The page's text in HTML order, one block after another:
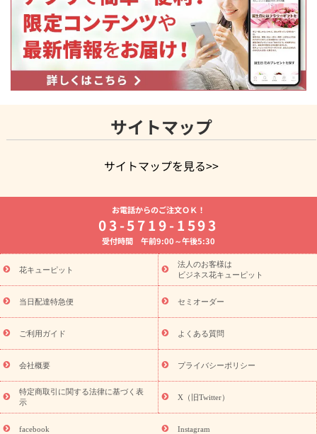
サイトマップ
サイトマップを見る>>
よく贈られる花
お祝いの花特集
誕生日フラワーギフト特集
8月の誕生花(トルコキキョウ)
開店・開業祝い
お供え・お悔やみ お供え・お悔やみの花
通夜・葬儀に贈る花 胡蝶蘭・花鉢
ーブドフラワー
季節のイベント
ひまわり ギフト・プレゼント
特集
お盆 花（新盆・初盆） 季節のイベント
お盆 花（新
盆・初盆）
お盆 花（新盆・初盆）
お盆・お供え 花とセットギ
フト
お盆・お供え プリザーブドフラワー
ひまわり ギフト・プ
レゼント特集
夏の花贈り・お中元・暑中見舞い 花のギフト特集
敬老の日におくる花ギフト・プレゼント特集
花ギフト・プレゼント特集
敬老の日 花のおすすめランキング
敬
老の日 花鉢植えのギフト・プレゼント特集
敬老の日 花とセットギ
フト・プレゼント特集
敬老の日の花 全てのギフト一覧
キャン
ペーン
映画『ウォーターガーディアンズ』コラボキャンペーン
「きょう誕生日なんです」キャンペーン
誕生日の花を探す
誕生日フラワーギフト 誕生日フラワーギフト特集
お電話からのご注文ＯＫ！
03-5719-1593
受付時間 午前9:00～午後5:30
花キューピット
法人のお客様は
ビジネス花キューピット
当日配達特急便 セミオーダー
ご利用ガイド よくある質問
会社概要 プライバシーポリシー
特定商取引に関する法律に基づく表
示
X（旧Twitter）
facebook Instagram